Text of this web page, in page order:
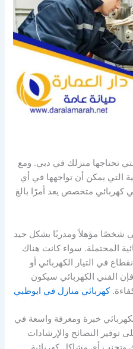
تحتاجها منزلك في دبي. ومع
التي يمكن أن تواجهها في أي
متخصص يعد أمرًا بالغ
شخصًا مؤهلاً ومدربًا بشكل جيد
المحتملة. سواء كانت هناك
في التيار الكهربائي أو
الفني الكهربائي سيكون
كهربائي منازل في ابوظبي
خبرة ومعرفة واسعة في
توفير النصائح والإرشادات